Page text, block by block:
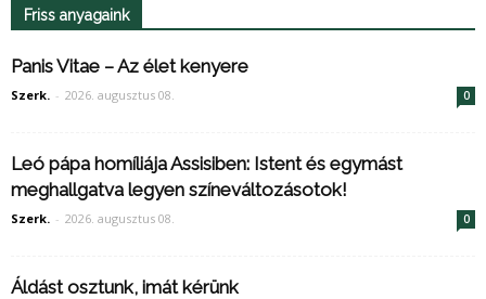
Friss anyagaink
Panis Vitae – Az élet kenyere
Szerk. - 2026. augusztus 08. 0
Leó pápa homíliája Assisiben: Istent és egymást
meghallgatva legyen színeváltozásotok!
Szerk. - 2026. augusztus 08. 0
Áldást osztunk, imát kérünk